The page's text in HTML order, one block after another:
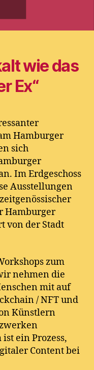
wie das
Ex“
Hamburger
sich
Im Erdgeschoss
Ausstellungen
Hamburger
von der Stadt
zum
nehmen die
mit auf
/ NFT und
Künstlern
ein Prozess,
Content bei